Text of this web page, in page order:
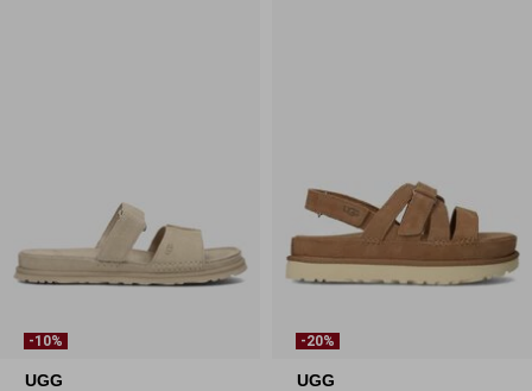
-10%
UGG
-20%
UGG